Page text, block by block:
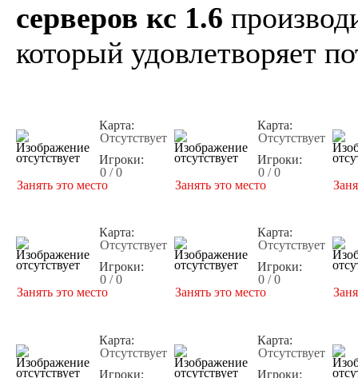
серверов кс 1.6
который удовлетворяет
Карта:
Отсутствует
Игроки:
0 / 0
Занять это место
Карта:
Отсутствует
Игроки:
0 / 0
Занять это место
Карта:
Отсутствует
Игроки:
0 / 0
Занять это место
Карта:
Отсутствует
Игроки:
0 / 0
Занять это место
Карта:
Отсутствует
Игроки:
Карта:
Отсутствует
Игроки: